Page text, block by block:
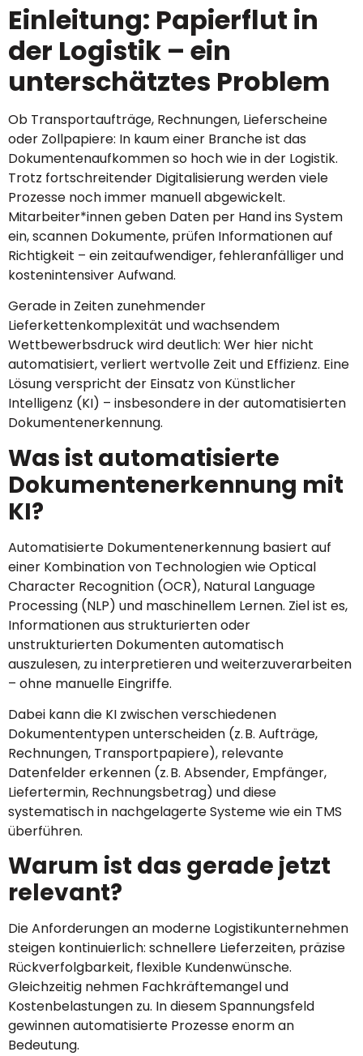
Einleitung: Papierflut in
der Logistik – ein
unterschätztes Problem
Ob Transportaufträge, Rechnungen, Lieferscheine
oder Zollpapiere: In kaum einer Branche ist das
Dokumentenaufkommen so hoch wie in der Logistik.
Trotz fortschreitender Digitalisierung werden viele
Prozesse noch immer manuell abgewickelt.
Mitarbeiter*innen geben Daten per Hand ins System
ein, scannen Dokumente, prüfen Informationen auf
Richtigkeit – ein zeitaufwendiger, fehleranfälliger und
kostenintensiver Aufwand.
Gerade in Zeiten zunehmender
Lieferkettenkomplexität und wachsendem
Wettbewerbsdruck wird deutlich: Wer hier nicht
automatisiert, verliert wertvolle Zeit und Effizienz. Eine
Lösung verspricht der Einsatz von Künstlicher
Intelligenz (KI) – insbesondere in der automatisierten
Dokumentenerkennung.
Was ist automatisierte
Dokumentenerkennung mit
KI?
Automatisierte Dokumentenerkennung basiert auf
einer Kombination von Technologien wie Optical
Character Recognition (OCR), Natural Language
Processing (NLP) und maschinellem Lernen. Ziel ist es,
Informationen aus strukturierten oder
unstrukturierten Dokumenten automatisch
auszulesen, zu interpretieren und weiterzuverarbeiten
– ohne manuelle Eingriffe.
Dabei kann die KI zwischen verschiedenen
Dokumententypen unterscheiden (z. B. Aufträge,
Rechnungen, Transportpapiere), relevante
Datenfelder erkennen (z. B. Absender, Empfänger,
Liefertermin, Rechnungsbetrag) und diese
systematisch in nachgelagerte Systeme wie ein TMS
überführen.
Warum ist das gerade jetzt
relevant?
Die Anforderungen an moderne Logistikunternehmen
steigen kontinuierlich: schnellere Lieferzeiten, präzise
Rückverfolgbarkeit, flexible Kundenwünsche.
Gleichzeitig nehmen Fachkräftemangel und
Kostenbelastungen zu. In diesem Spannungsfeld
gewinnen automatisierte Prozesse enorm an
Bedeutung.